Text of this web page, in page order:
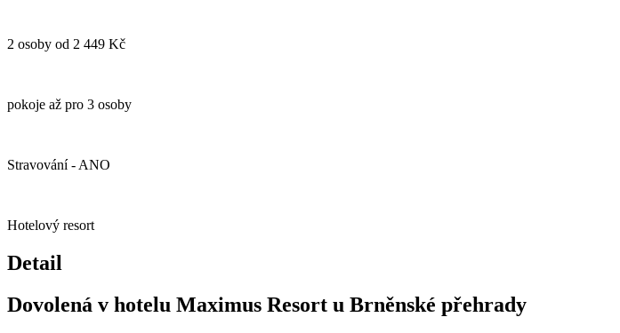
2 osoby od 2 449 Kč
pokoje až pro 3 osoby
Stravování - ANO
Hotelový resort
Detail
Dovolená v hotelu Maximus Resort u Brněnské přehrady